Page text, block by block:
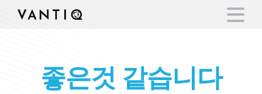
플랫폼
좋은것 같습니다